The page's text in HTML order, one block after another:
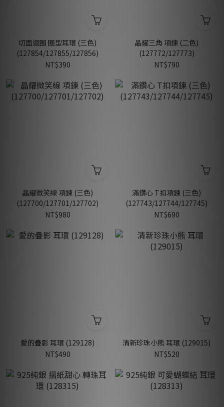
切面迴圈 圈型耳環 (三色)
(127854/127855/127856)
NT$390
晶耀三角 項鍊 (二色)
(127772/127773)
NT$790
晶耀微笑線 項鍊 (三色)
(127700/127701/127702)
NT$980
滿鑽心 T扣項鍊 (三色)
(127743/127744/127745)
NT$690
愛的疊影 耳環 (129128)
NT$490
清新珍珠小熊 耳環 (129015)
NT$520